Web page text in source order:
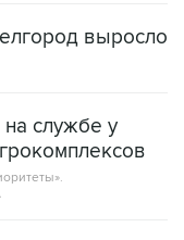
выросло
службе у